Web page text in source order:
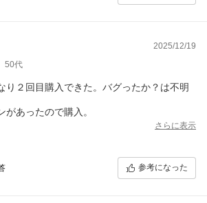
2025/12/19
50代
り２回目購入できた。バグったか？は不明
があったので購入。
さらに表示
参考になった